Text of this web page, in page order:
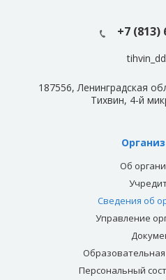
+7 (813)
187556, Ленинградская
Тихвин, 4-й
Об
Сведения об
Управление
Персональный